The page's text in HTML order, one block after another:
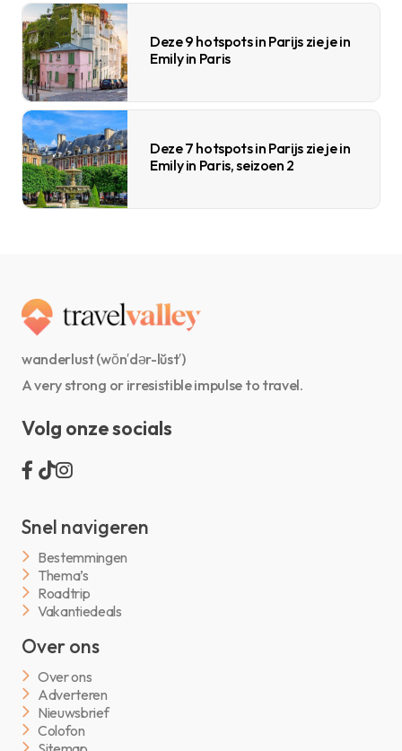
Deze 9 hotspots in Parijs zie je in
Emily in Paris
Deze 7 hotspots in Parijs zie je in
Emily in Paris, seizoen 2
wanderlust (wŏn′dər-lŭst′)
A very strong or irresistible impulse to travel.
Volg onze socials
Snel navigeren
Bestemmingen
Thema’s
Roadtrip
Vakantiedeals
Over ons
Over ons
Adverteren
Nieuwsbrief
Colofon